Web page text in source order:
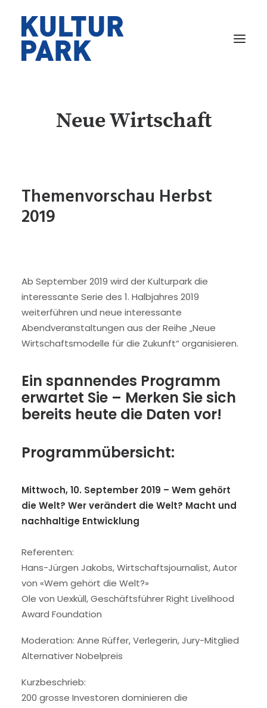
RAUMVERMIETUNG
ÜBER UNS
KONTAKT
Neue Wirtschaft
Themenvorschau Herbst
2019
Ab September 2019 wird der Kulturpark die
interessante Serie des 1. Halbjahres 2019
weiterführen und neue interessante
Abendveranstaltungen aus der Reihe „Neue
Wirtschaftsmodelle für die Zukunft“ organisieren.
Ein spannendes Programm
erwartet Sie – Merken Sie sich
bereits heute die Daten vor!
Programmübersicht:
Mittwoch, 10. September 2019 – Wem gehört
die Welt? Wer verändert die Welt? Macht und
nachhaltige Entwicklung
Referenten:
Hans-Jürgen Jakobs, Wirtschaftsjournalist, Autor
von «Wem gehört die Welt?»
Ole von Uexküll, Geschäftsführer Right Livelihood
Award Foundation
Moderation: Anne Rüffer, Verlegerin, Jury-Mitglied
Alternativer Nobelpreis
Kurzbeschrieb:
200 grosse Investoren dominieren die